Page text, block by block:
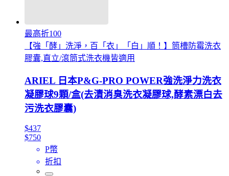
最高折100
【強「酵」洗淨，百「衣」「白」順！】筒槽防霉洗衣
膠囊,直立/滾筒式洗衣機皆適用
ARIEL 日本P&G-PRO POWER強洗淨力洗衣
凝膠球9顆/盒(去漬消臭洗衣凝膠球,酵素漂白去
污洗衣膠囊)
$437
$750
P幣
折扣